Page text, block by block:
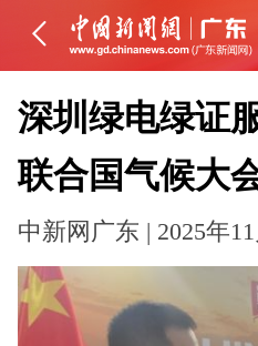
深圳绿电绿证
联合国气候大
中新网广东 | 2025年